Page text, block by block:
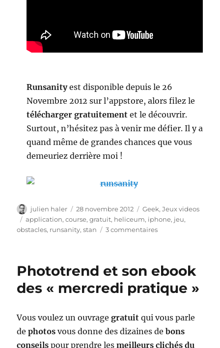
Runsanityest disponible depuis le 26
Novembre 2012 sur l’appstore, alors filez le
télécharger gratuitement et le découvrir.
Surtout, n’hésitez pas à venir me défier. Il y a
quand même de grandes chances que vous
demeuriez derrière moi !
Auteur
julien haler
Publié
le
28 novembre 2012 Catégories
Geek,Jeux videos
Étiquettes
application,course,gratuit, heliceum, iphone, jeu,
obstacles, runsanity,stan 3 commentairessur
débarque
Phototrend et son ebook
des « mercredi pratique »
Vous voulez un ouvragegratuit qui vous parle
dephotos vous donne des dizaines debons
conseilspour prendre lesmeilleurs clichés du